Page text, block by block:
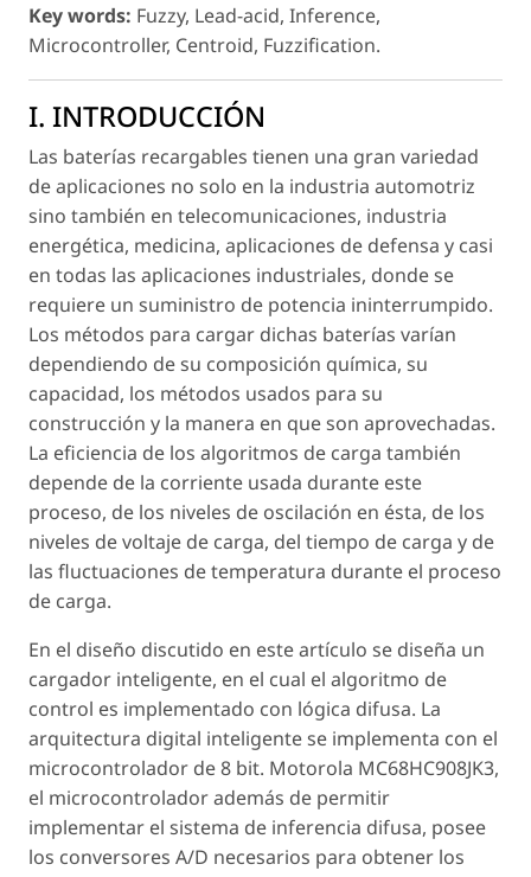
Key words: Fuzzy, Lead-acid, Inference,
Microcontroller, Centroid, Fuzzification.
I. INTRODUCCIÓN
Las baterías recargables tienen una gran variedad
de aplicaciones no solo en la industria automotriz
sino también en telecomunicaciones, industria
energética, medicina, aplicaciones de defensa y casi
en todas las aplicaciones industriales, donde se
requiere un suministro de potencia ininterrumpido.
Los métodos para cargar dichas baterías varían
dependiendo de su composición química, su
capacidad, los métodos usados para su
construcción y la manera en que son aprovechadas.
La eficiencia de los algoritmos de carga también
depende de la corriente usada durante este
proceso, de los niveles de oscilación en ésta, de los
niveles de voltaje de carga, del tiempo de carga y de
las fluctuaciones de temperatura durante el proceso
de carga.
En el diseño discutido en este artículo se diseña un
cargador inteligente, en el cual el algoritmo de
control es implementado con lógica difusa. La
arquitectura digital inteligente se implementa con el
microcontrolador de 8 bit. Motorola MC68HC908JK3,
el microcontrolador además de permitir
implementar el sistema de inferencia difusa, posee
los conversores A/D necesarios para obtener los